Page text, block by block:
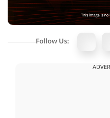
Follow Us: